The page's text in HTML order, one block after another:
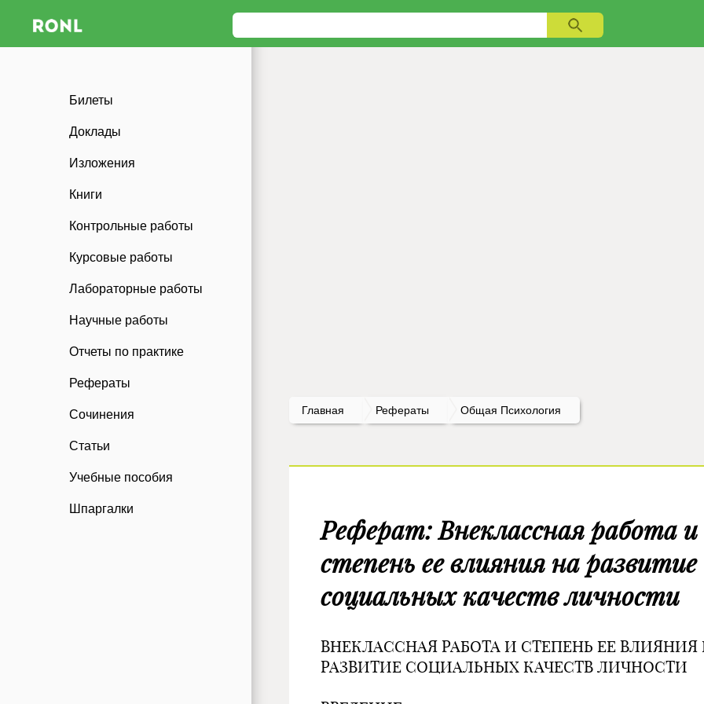
Билеты
Доклады
Изложения
Книги
Контрольные работы
Курсовые работы
Лабораторные работы
Научные работы
Отчеты по практике
Рефераты
Сочинения
Статьи
Учебные пособия
Шпаргалки
Главная Рефераты Общая Психология
Реферат: Внеклассная работа и
степень ее влияния на развитие
социальных качеств личности
ВНЕКЛАССНАЯ РАБОТА И СТЕПЕНЬ ЕЕ ВЛИЯНИЯ
РАЗВИТИЕ СОЦИАЛЬНЫХ КАЧЕСТВ ЛИЧНОСТИ